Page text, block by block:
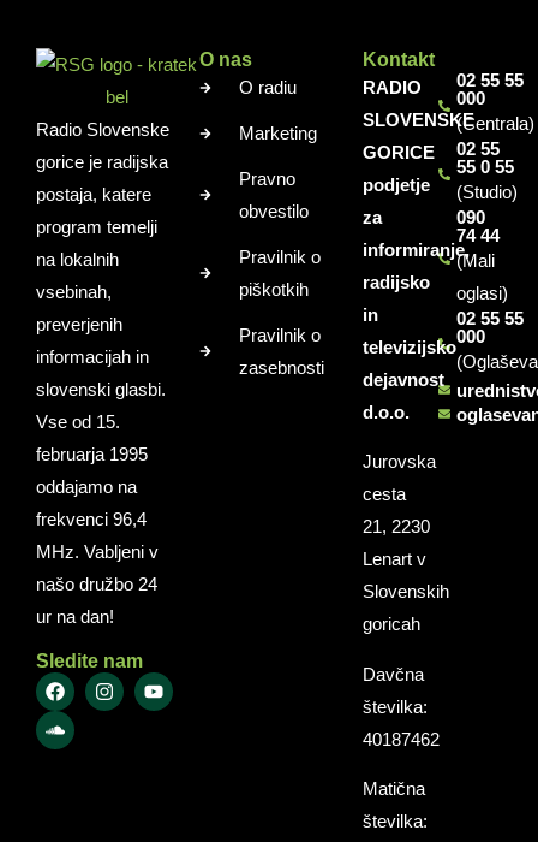
Radio Slovenske
gorice je radijska
postaja, katere
program temelji
na lokalnih
vsebinah,
preverjenih
informacijah in
slovenski glasbi.
Vse od 15.
februarja 1995
oddajamo na
frekvenci 96,4
MHz. Vabljeni v
našo družbo 24
ur na dan!
Sledite nam
O nas
O radiu
Marketing
Pravno
obvestilo
Pravilnik o
piškotkih
Pravilnik o
zasebnosti
Kontakt
RADIO
SLOVENSKE
GORICE
podjetje
za
informiranje,
radijsko
in
televizijsko
dejavnost
d.o.o.
Jurovska
cesta
21, 2230
Lenart v
Slovenskih
goricah
Davčna
številka:
40187462
Matična
številka:
02 55 55
000
(Centrala)
02 55
55 0 55
(Studio)
090
74 44
(Mali
oglasi)
02 55 55
000